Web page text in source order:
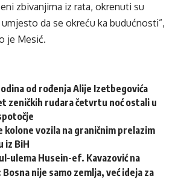
zbivanjima iz rata, okrenuti su
da se okreću ka budućnosti”,
je Mesić.
od rođenja Alije Izetbegovića
zeničkih rudara četvrtu noć ostali u
kolone vozila na graničnim prelazim
iz BiH
ulema Husein-ef. Kavazović na
Bosna nije samo zemlja, već ideja za